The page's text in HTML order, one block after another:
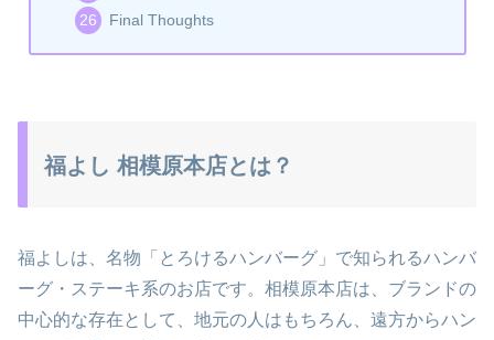
Final Thoughts
福よし 相模原本店とは？
福よしは、名物「とろけるハンバーグ」で知られるハンバ
ーグ・ステーキ系のお店です。相模原本店は、ブランドの
中心的な存在として、地元の人はもちろん、遠方からハン